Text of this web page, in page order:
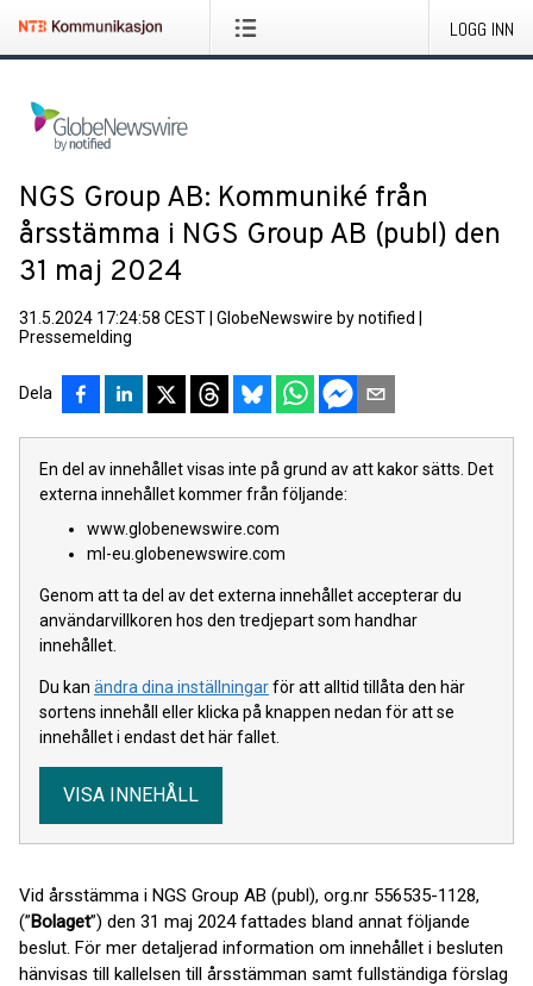
LOGG INN
NGS Group AB: Kommuniké från
årsstämma i NGS Group AB (publ) den
31 maj 2024
31.5.2024 17:24:58 CEST GlobeNewswire by notified
Pressemelding
Dela
En del av innehållet visas inte på grund av att kakor sätts. Det
externa innehållet kommer från följande:
www.globenewswire.com
ml-eu.globenewswire.com
Genom att ta del av det externa innehållet accepterar du
användarvillkoren hos den tredjepart som handhar
innehållet.
Du kan ändra dina inställningarför att alltid tillåta den här
sortens innehåll eller klicka på knappen nedan för att se
innehållet i endast det här fallet.
VISA INNEHÅLL
Vid årsstämma i NGS Group AB (publ), org.nr 556535-1128,
(”Bolaget”) den 31 maj 2024 fattades bland annat följande
beslut. För mer detaljerad information om innehållet i besluten
hänvisas till kallelsen till årsstämman samt fullständiga förslag